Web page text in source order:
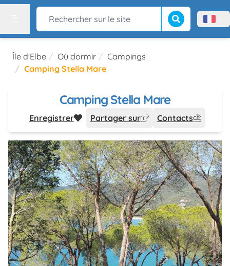
Rechercher sur le site Lancer la Menù
Île d'Elbe Où dormir
Campings
Camping Stella Mare
Camping Stella Mare
Enregistrer Partager sur Contacts